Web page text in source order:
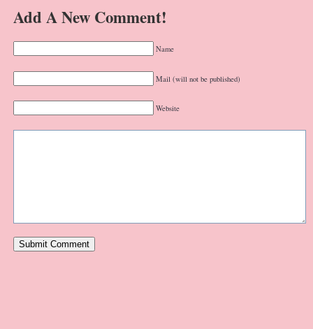
Add A New Comment!
Name
Mail (will not be published)
Website